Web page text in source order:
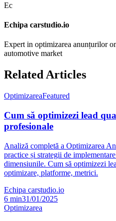
Ec
Echipa carstudio.io
Expert in optimizarea anunțurilor
automotive market
Related Articles
OptimizareaFeatured
Cum să optimizezi lead
profesionale
Analiză completă a Optimizarea
practice și strategii de
dimensiunile. Cum să optimizezi
optimizare, platforme, metrici.
Echipa carstudio.io
6 min31/01/2025
Optimizarea